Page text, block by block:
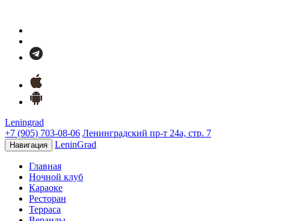
Leningrad
+7 (905) 703-08-06 Ленинградский пр-т 24а, стр. 7
Навигация LeninGrad
Главная
Ночной клуб
Караоке
Ресторан
Терраса